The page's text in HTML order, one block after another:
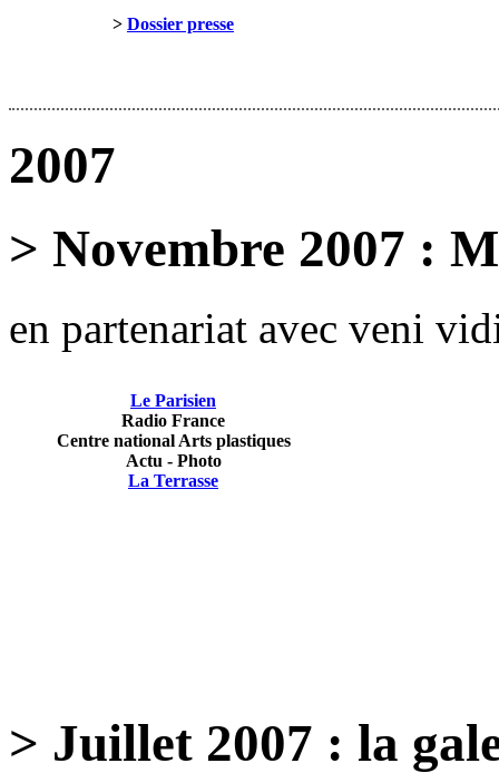
> Dossier presse
2007
> Novembre 2007 :
en partenariat avec veni
Le Parisien
Radio France
Centre national Arts plastiques
Actu - Photo
La Terrasse
> Juillet 2007 : la